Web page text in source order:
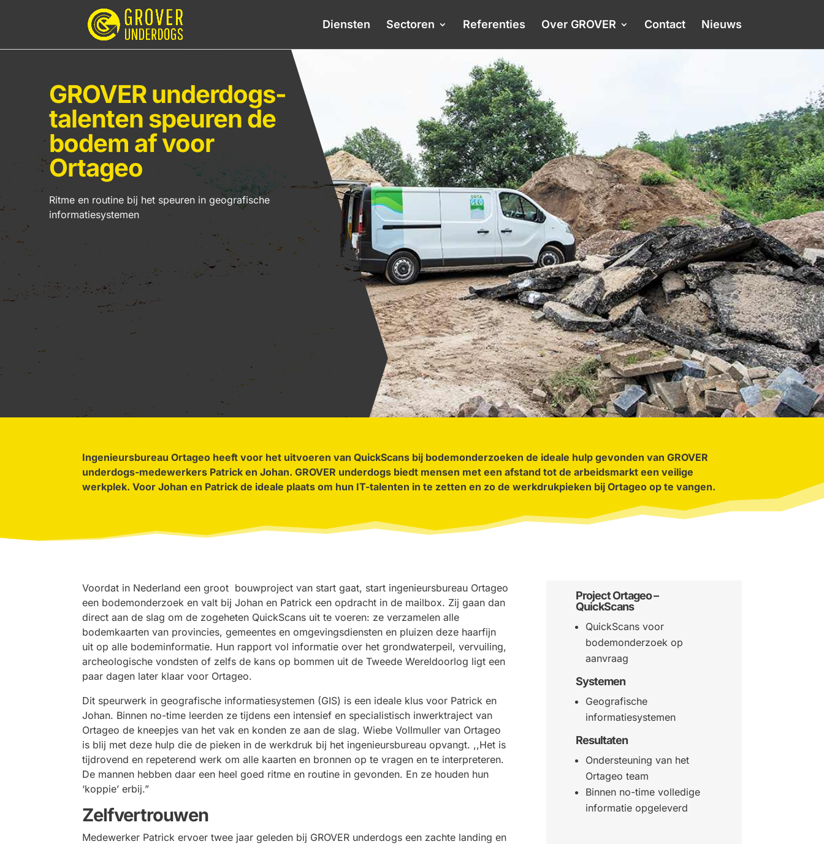
Diensten Sectoren Referenties Over GROVER Contact Nieuws
GROVER underdogs-
talenten speuren de
bodem af voor
Ortageo
Ritme en routine bij het speuren in geografische
informatiesystemen
Ingenieursbureau Ortageo heeft voor het uitvoeren van QuickScans bij bodemonderzoekende ideale hulp gevonden van GROVER
underdogs-medewerkers Patrick en Johan. GROVER underdogs biedt mensen met een afstand tot de arbeidsmarkt een veilige
werkplek. Voor Johanen Patrick de ideale plaats om hun IT-talenten in te zetten en zo de werkdrukpieken bij Ortageoop te vangen.
Voordat in Nederland een groot bouwproject van start gaat, start ingenieursbureau Ortageo
een bodemonderzoek en valt bij Johan en Patrick een opdracht in de mailbox. Zij gaan dan
direct aan de slag om de zogeheten QuickScans uit te voeren: ze verzamelen alle
bodemkaarten van provincies, gemeentes en omgevingsdiensten en pluizen deze haarfijn
uit op alle bodeminformatie. Hun rapport vol informatie over het grondwaterpeil, vervuiling,
archeologische vondsten of zelfs de kans op bommen uit de Tweede Wereldoorlog ligt een
paar dagen later klaar voor Ortageo.
Dit speurwerk in geografische informatiesystemen (GIS) is een ideale klus voor Patrick en
Johan. Binnen no-time leerden ze tijdens een intensief en specialistisch inwerktraject van
Ortageo de kneepjes van het vak en konden ze aan de slag. Wiebe Vollmuller van Ortageo
is blij met deze hulp die de pieken in de werkdruk bij het ingenieursbureau opvangt. ,,Het is
tijdrovend en repeterend werk om alle kaarten en bronnen op te vragen en te interpreteren.
De mannen hebben daar een heel goed ritme en routine in gevonden. En ze houden hun
‘koppie’ erbij.”
Zelfvertrouwen
Medewerker Patrick ervoer twee jaar geleden bij GROVER underdogs een zachte landing en
Project Ortageo –
QuickScans
QuickScans voor
bodemonderzoek op
aanvraag
Systemen
Geografische
informatiesystemen
Resultaten
Ondersteuning van het
Ortageo team
Binnen no-time volledige
informatie opgeleverd